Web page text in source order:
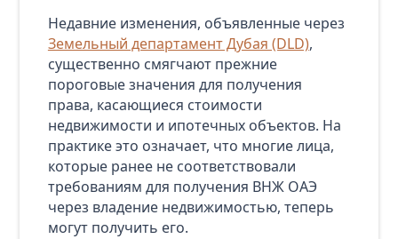
Недавние изменения, объявленные через
Земельный департамент Дубая (DLD),
существенно смягчают прежние
пороговые значения для получения
права, касающиеся стоимости
недвижимости и ипотечных объектов. На
практике это означает, что многие лица,
которые ранее не соответствовали
требованиям для получения ВНЖ ОАЭ
через владение недвижимостью, теперь
могут получить его.